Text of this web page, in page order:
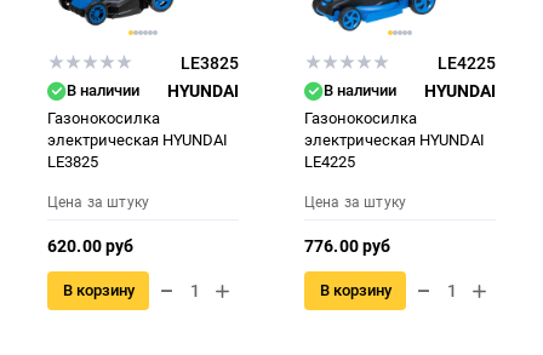
LE3825
В наличии HYUNDAI
Газонокосилка
электрическая HYUNDAI
LE3825
Цена за штуку
620.00 руб
В корзину
LE4225
В наличии HYUNDAI
Газонокосилка
электрическая HYUNDAI
LE4225
Цена за штуку
776.00 руб
В корзину